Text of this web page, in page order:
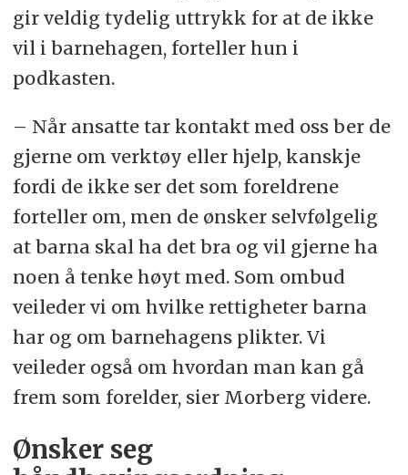
gir veldig tydelig uttrykk for at de ikke
vil i barnehagen, forteller hun i
podkasten.
– Når ansatte tar kontakt med oss ber de
gjerne om verktøy eller hjelp, kanskje
fordi de ikke ser det som foreldrene
forteller om, men de ønsker selvfølgelig
at barna skal ha det bra og vil gjerne ha
noen å tenke høyt med. Som ombud
veileder vi om hvilke rettigheter barna
har og om barnehagens plikter. Vi
veileder også om hvordan man kan gå
frem som forelder, sier Morberg videre.
Ønsker seg